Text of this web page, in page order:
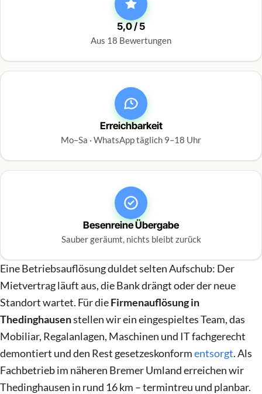
5,0 / 5
Aus 18 Bewertungen
Erreichbarkeit
Mo–Sa · WhatsApp täglich 9–18 Uhr
Besenreine Übergabe
Sauber geräumt, nichts bleibt zurück
Eine Betriebsauflösung duldet selten Aufschub: Der
Mietvertrag läuft aus, die Bank drängt oder der neue
Standort wartet. Für dieFirmenauflösung in
Thedinghausenstellen wir ein eingespieltes Team, das
Mobiliar, Regalanlagen, Maschinen und IT fachgerecht
demontiert und den Rest gesetzeskonformentsorgt. Als
Fachbetrieb im näheren Bremer Umland erreichen wir
Thedinghausen in rund 16 km – termintreu und planbar.